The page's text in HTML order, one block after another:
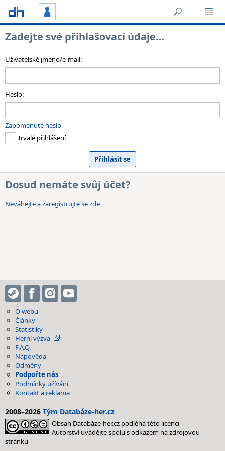
Zadejte své přihlašovací údaje…
Uživatelské jméno/e-mail:
Heslo:
Zapomenuté heslo
Trvalé přihlášení
Dosud nemáte svůj účet?
Neváhejte a zaregistrujte se zde
O webu
Články
Statistiky
Herní výzva
F.A.Q.
Nápověda
Odměny
Podpořte nás
Podmínky užívání
Kontakt a reklama
2008–2026 Tým Databáze-her.cz
Obsah Databáze-her.cz podléhá této licenci
Autorství uvádějte spolu s odkazem na zdrojovou
stránku